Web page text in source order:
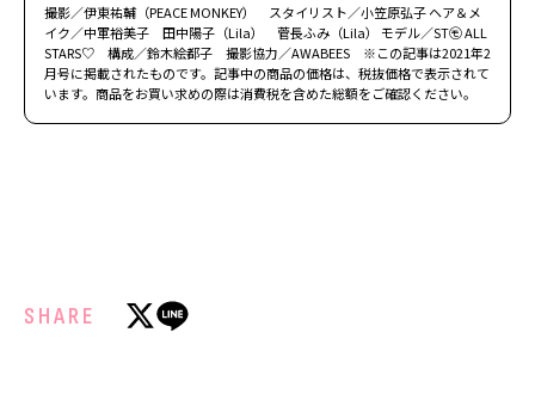
撮影／伊東祐輔（PEACE MONKEY） スタイリスト／小笠原弘子 ヘア＆メ
イク／中軍裕美子 田中陽子（Lila） 菅長ふみ（Lila） モデル／ST㋲ ALL
STARS♡ 構成／鈴木絵都子 撮影協力／AWABEES ※この記事は2021年2
月号に掲載されたものです。記事中の商品の価格は、税抜価格で表示されて
います。商品をお買い求めの際は消費税を含めた総額をご確認ください。
SHARE